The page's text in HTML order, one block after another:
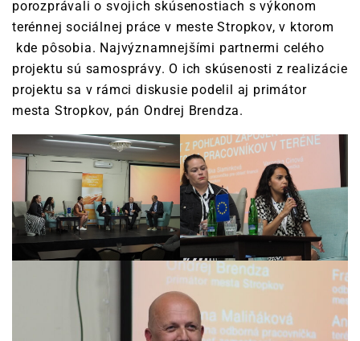
porozprávali o svojich skúsenostiach s výkonom
terénnej sociálnej práce v meste Stropkov, v ktorom
kde pôsobia. Najvýznamnejšími partnermi celého
projektu sú samosprávy. O ich skúsenosti z realizácie
projektu sa v rámci diskusie podelil aj primátor
mesta Stropkov, pán Ondrej Brendza.